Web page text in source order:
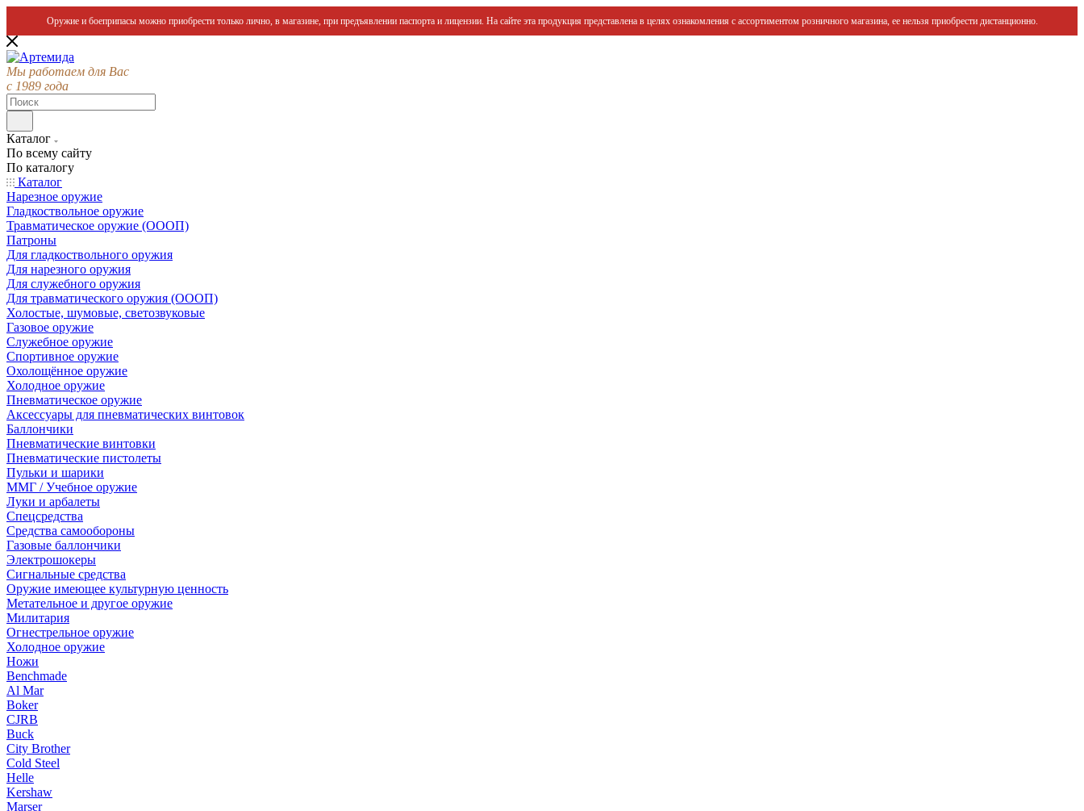
Оружие и боеприпасы можно приобрести только лично, в магазине, при предъявлении паспорта и лицензии. На сайте эта продукция представлена в целях ознакомления с ассортиментом розничного магазина, ее нельзя приобрести дистанционно.
Мы работаем для Вас
с 1989 года
Каталог
По всему сайту
По каталогу
Каталог
Нарезное оружие
Гладкоствольное оружие
Травматическое оружие (ОООП)
Патроны
Для гладкоствольного оружия
Для нарезного оружия
Для служебного оружия
Для травматического оружия (ОООП)
Холостые, шумовые, светозвуковые
Газовое оружие
Служебное оружие
Спортивное оружие
Охолощённое оружие
Холодное оружие
Пневматическое оружие
Аксессуары для пневматических винтовок
Баллончики
Пневматические винтовки
Пневматические пистолеты
Пульки и шарики
ММГ / Учебное оружие
Луки и арбалеты
Спецсредства
Средства самообороны
Газовые баллончики
Электрошокеры
Сигнальные средства
Оружие имеющее культурную ценность
Метательное и другое оружие
Милитария
Огнестрельное оружие
Холодное оружие
Ножи
Benchmade
Al Mar
Boker
CJRB
Buck
City Brother
Cold Steel
Helle
Kershaw
Marser